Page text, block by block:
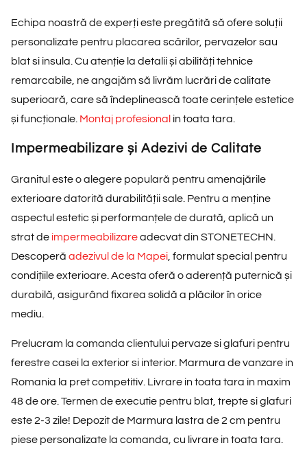
Echipa noastră de experți este pregătită să ofere soluții
personalizate pentru placarea scărilor, pervazelor sau
blat si insula. Cu atenție la detalii și abilități tehnice
remarcabile, ne angajăm să livrăm lucrări de calitate
superioară, care să îndeplinească toate cerințele estetice
și funcționale. Montaj profesional in toata tara.
Impermeabilizare și Adezivi de Calitate
Granitul este o alegere populară pentru amenajările
exterioare datorită durabilității sale. Pentru a menține
aspectul estetic și performanțele de durată, aplică un
strat de impermeabilizareadecvat din STONETECHN.
Descoperă adezivul de la Mapei , formulat special pentru
condițiile exterioare. Acesta oferă o aderență puternică și
durabilă, asigurând fixarea solidă a plăcilor în orice
mediu.
Prelucram la comanda clientului pervaze si glafuri pentru
ferestre casei la exterior si interior. Marmura de vanzare in
Romania la pret competitiv. Livrare in toata tara in maxim
48 de ore. Termen de executie pentru blat, trepte si glafuri
este 2-3 zile! Depozit de Marmura lastra de 2 cm pentru
piese personalizate la comanda, cu livrare in toata tara.